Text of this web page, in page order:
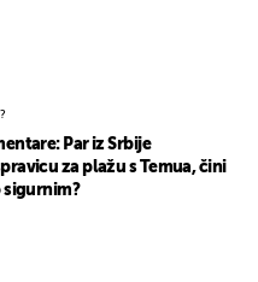
Par iz Srbije
za plažu s Temua, čini
sigurnim?